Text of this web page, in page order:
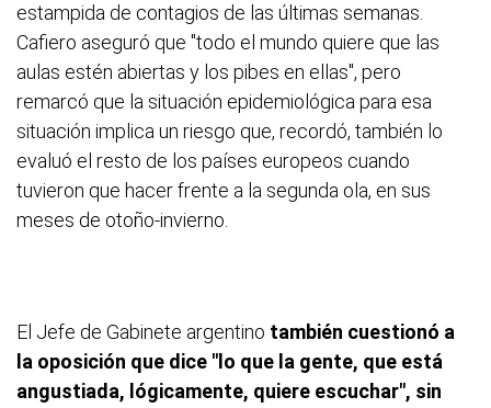
estampida de contagios de las últimas semanas.
Cafiero aseguró que "todo el mundo quiere que las
aulas estén abiertas y los pibes en ellas", pero
remarcó que la situación epidemiológica para esa
situación implica un riesgo que, recordó, también lo
evaluó el resto de los países europeos cuando
tuvieron que hacer frente a la segunda ola, en sus
meses de otoño-invierno.
El Jefe de Gabinete argentino también cuestionó a
la oposición que dice "lo que la gente, que está
angustiada, lógicamente, quiere escuchar", sin